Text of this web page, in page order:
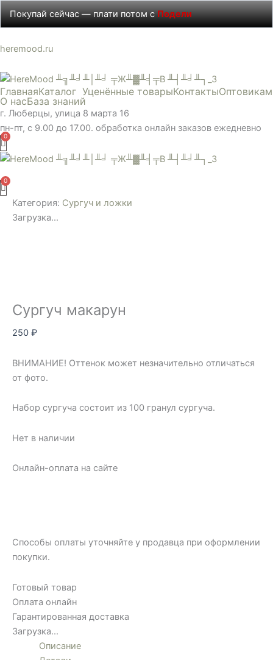
Покупай сейчас — плати потом сПодели
Перейти
к
heremood.ru
ГлавнаяКаталог Уценённые товарыКонтактыОптовикам
О насБаза знаний
г. Люберцы, улица 8 марта 16
пн-пт, с 9.00 до 17.00. обработка онлайн заказов ежедневно
Меню
Категория: Сургуч и ложки
Загрузка...
Сургуч макарун
250 ₽
ВНИМАНИЕ! Оттенок может незначительно отличаться
от фото.
Набор сургуча состоит из 100 гранул сургуча.
Нет в наличии
Онлайн-оплата на сайте
Способы оплаты уточняйте у продавца при оформлении
покупки.
Готовый товар
Оплата онлайн
Гарантированная доставка
Загрузка...
Описание